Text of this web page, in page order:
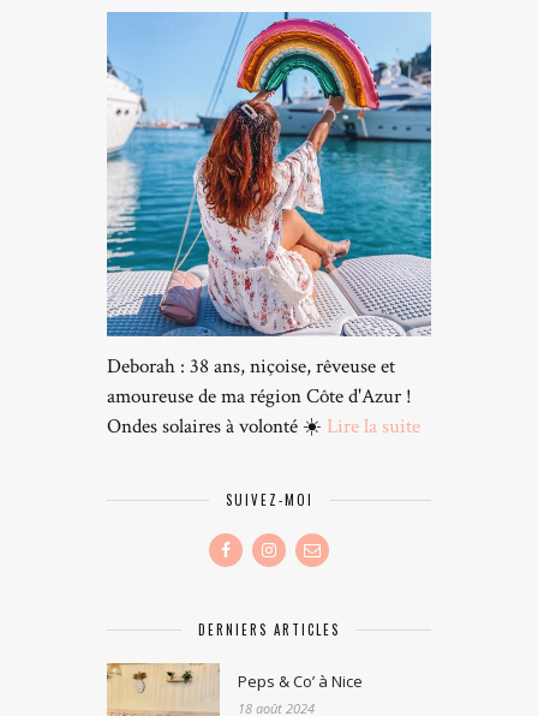
Deborah : 38 ans, niçoise, rêveuse et
amoureuse de ma région Côte d'Azur !
Ondes solaires à volonté ☀️ Lire la suite
SUIVEZ-MOI
DERNIERS ARTICLES
Peps & Co’ à Nice
18 août 2024